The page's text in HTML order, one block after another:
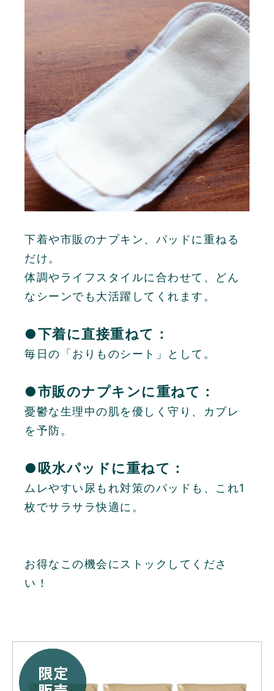
下着や市販のナプキン、パッドに重ねる
だけ。
体調やライフスタイルに合わせて、どん
なシーンでも大活躍してくれます。
●下着に直接重ねて：
毎日の「おりものシート」として。
●市販のナプキンに重ねて：
憂鬱な生理中の肌を優しく守り、カブレ
を予防。
●吸水パッドに重ねて：
ムレやすい尿もれ対策のパッドも、これ1
枚でサラサラ快適に。
お得なこの機会にストックしてくださ
い！